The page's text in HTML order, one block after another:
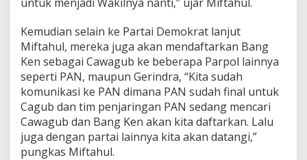
Kemudian selain ke Partai Demokrat lanjut
Miftahul, mereka juga akan mendaftarkan Bang
Ken sebagai Cawagub ke beberapa Parpol lainnya
seperti PAN, maupun Gerindra, “Kita sudah
komunikasi ke PAN dimana PAN sudah final untuk
Cagub dan tim penjaringan PAN sedang mencari
Cawagub dan Bang Ken akan kita daftarkan. Lalu
juga dengan partai lainnya kita akan datangi,”
pungkas Miftahul.